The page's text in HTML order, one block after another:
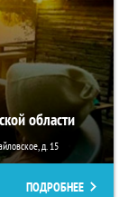
области
д. 15
ПОДРОБНЕЕ